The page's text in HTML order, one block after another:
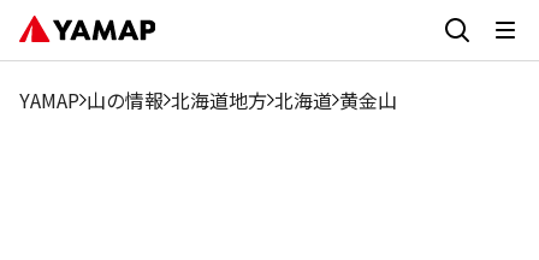
YAMAP 山の情報 北海道地方 北海道 黄金山
1
2月 3月 4月 5月 6月 7月 8月
9月
0%1.03%0.26%0.52%33.34%31.03%13.59%